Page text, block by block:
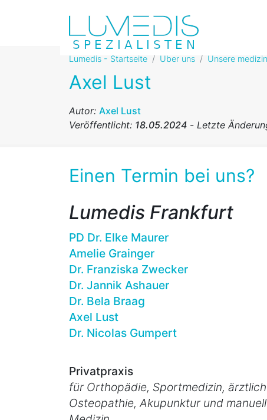
Lumedis - Startseite Über uns Unsere
Axel Lust
Autor: Axel Lust
Veröffentlicht: 18.05.2024 - Letzte
Einen Termin bei uns?
Lumedis Frankfurt
PD Dr. Elke Maurer
Amelie Grainger
Dr. Franziska Zwecker
Dr. Jannik Ashauer
Dr. Bela Braag
Axel Lust
Dr. Nicolas Gumpert
Privatpraxis
für Orthopädie, Sportmedizin,
Osteopathie, Akupunktur und